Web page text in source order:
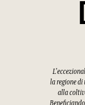
la regione
alla